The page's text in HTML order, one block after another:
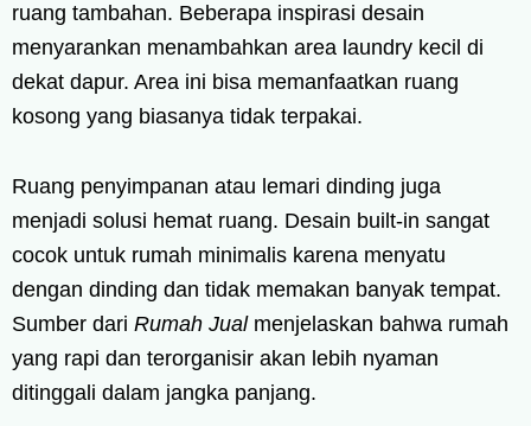
ruang tambahan. Beberapa inspirasi desain
menyarankan menambahkan area laundry kecil di
dekat dapur. Area ini bisa memanfaatkan ruang
kosong yang biasanya tidak terpakai.
Ruang penyimpanan atau lemari dinding juga
menjadi solusi hemat ruang. Desain built-in sangat
cocok untuk rumah minimalis karena menyatu
dengan dinding dan tidak memakan banyak tempat.
Sumber dari Rumah Jualmenjelaskan bahwa rumah
yang rapi dan terorganisir akan lebih nyaman
ditinggali dalam jangka panjang.